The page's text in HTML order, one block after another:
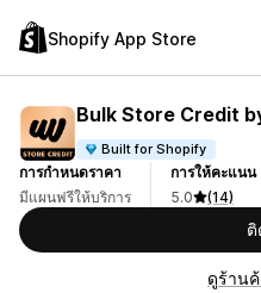
Shopify App Store
Bulk Store Credit
Built for Shopify
การกำหนดราคา
มีแผนฟรีให้บริการ
การให้คะแนน
5.0
(14)
ติ
ดูร้าน